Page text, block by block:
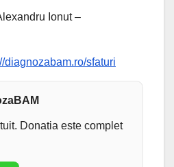
Ionut –
diagnozabam.ro/sfaturi
Donatia este complet